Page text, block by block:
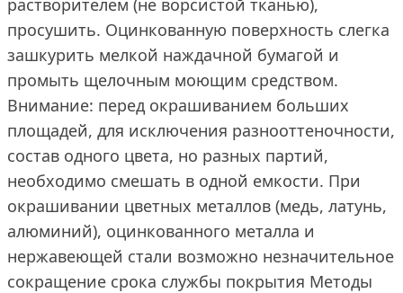
растворителем (не ворсистой тканью),
просушить. Оцинкованную поверхность слегка
зашкурить мелкой наждачной бумагой и
промыть щелочным моющим средством.
Внимание: перед окрашиванием больших
площадей, для исключения разнооттеночности,
состав одного цвета, но разных партий,
необходимо смешать в одной емкости. При
окрашивании цветных металлов (медь, латунь,
алюминий), оцинкованного металла и
нержавеющей стали возможно незначительное
сокращение срока службы покрытия Методы